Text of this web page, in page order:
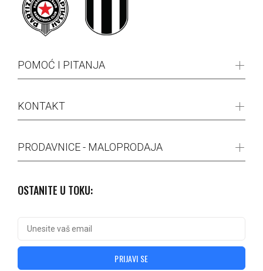
OSTANITE U TOKU:
PRIJAVI SE
POMOĆ I PITANJA
KONTAKT
PRODAVNICE - MALOPRODAJA